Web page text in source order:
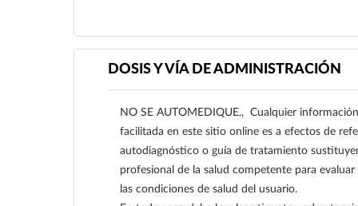
DOSIS Y VÍA DE ADMINISTRACIÓN
NO SE AUTOMEDIQUE., Cualquier
facilitada en este sitio online es a efectos de
autodiagnóstico o guía de tratamiento
profesional de la salud competente para
las condiciones de salud del usuario.